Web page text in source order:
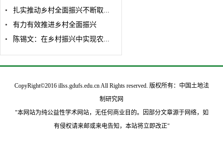
扎实推动乡村全面振兴不断取...
有力有效推进乡村全面振兴
陈锡文：在乡村振兴中实现农...
CopyRight©2016 illss.gdufs.edu.cn All Rights reserved. 版权所有：中国土地法
制研究网
"本网站为纯公益性学术网站，无任何商业目的。因部分文章源于网络，如
有侵权请来邮或来电告知，本站将立即改正"